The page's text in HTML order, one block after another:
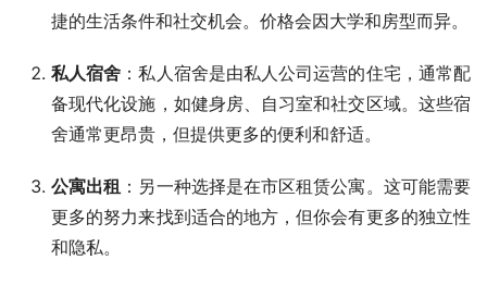
捷的生活条件和社交机会。价格会因大学和房型而异。
私人宿舍 ：私人宿舍是由私人公司运营的住宅，通常配
备现代化设施，如健身房、自习室和社交区域。这些宿
舍通常更昂贵，但提供更多的便利和舒适。
公寓出租 ：另一种选择是在市区租赁公寓。这可能需要
更多的努力来找到适合的地方，但你会有更多的独立性
和隐私。